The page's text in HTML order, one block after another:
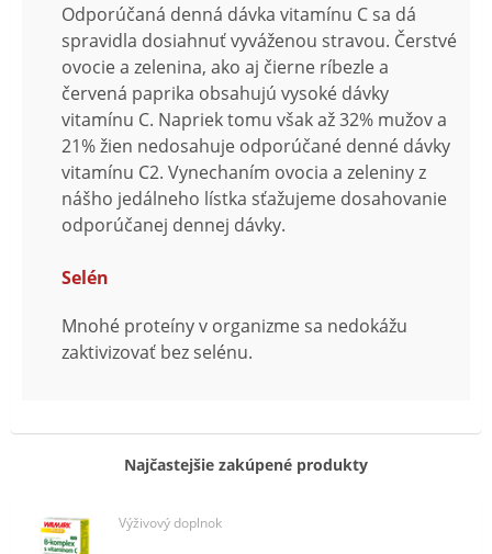
Odporúčaná denná dávka vitamínu C sa dá
spravidla dosiahnuť vyváženou stravou. Čerstvé
ovocie a zelenina, ako aj čierne ríbezle a
červená paprika obsahujú vysoké dávky
vitamínu C. Napriek tomu však až 32% mužov a
21% žien nedosahuje odporúčané denné dávky
vitamínu C2. Vynechaním ovocia a zeleniny z
nášho jedálneho lístka sťažujeme dosahovanie
odporúčanej dennej dávky.
Selén
Mnohé proteíny v organizme sa nedokážu
zaktivizovať bez selénu.
Najčastejšie zakúpené produkty
Výživový doplnok